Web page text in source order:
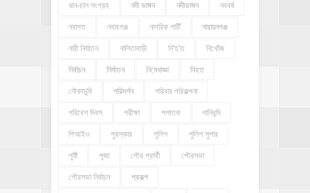
ধান-চাল সংগ্রহ নদী ভাঙ্গন নদীভাঙ্গন নববর্ষ
নবাগত নবাবগঞ্জ নাগরিক পার্টি নারায়নগঞ্জ
নারী নির্যাতন নালিতাবাড়ী নি'হ'ত নিখোঁজ
নির্বাচন নির্যাতন নিষেধাজ্ঞা নিহত
নৌকাডুবি পরিদর্শন পরিবার পরিকল্পনা
পরিবেশ দিবস পরীক্ষা পলাতক পানিবন্দি
পিআইও পুরস্কার পুলিশ পুলিশ সুপার
পুষ্টি পূজা পৌর প্রার্থী পৌরসভা
পৌরসভা নির্বাচন প্রকল্প